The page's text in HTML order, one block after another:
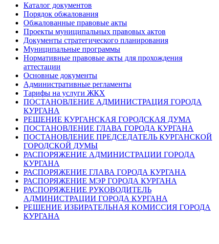
Каталог документов
Порядок обжалования
Обжалованные правовые акты
Проекты муниципальных правовых актов
Документы стратегического планирования
Муниципальные программы
Нормативные правовые акты для прохождения
аттестации
Основные документы
Административные регламенты
Тарифы на услуги ЖКХ
ПОСТАНОВЛЕНИЕ АДМИНИСТРАЦИЯ ГОРОДА
КУРГАНА
РЕШЕНИЕ КУРГАНСКАЯ ГОРОДСКАЯ ДУМА
ПОСТАНОВЛЕНИЕ ГЛАВА ГОРОДА КУРГАНА
ПОСТАНОВЛЕНИЕ ПРЕДСЕДАТЕЛЬ КУРГАНСКОЙ
ГОРОДСКОЙ ДУМЫ
РАСПОРЯЖЕНИЕ АДМИНИСТРАЦИИ ГОРОДА
КУРГАНА
РАСПОРЯЖЕНИЕ ГЛАВА ГОРОДА КУРГАНА
РАСПОРЯЖЕНИЕ МЭР ГОРОДА КУРГАНА
РАСПОРЯЖЕНИЕ РУКОВОДИТЕЛЬ
АДМИНИСТРАЦИИ ГОРОДА КУРГАНА
РЕШЕНИЕ ИЗБИРАТЕЛЬНАЯ КОМИССИЯ ГОРОДА
КУРГАНА